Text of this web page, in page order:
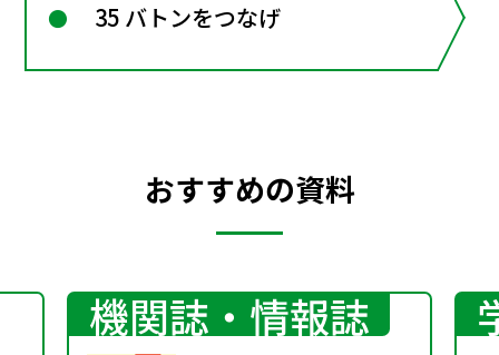
35 バトンをつなげ
おすすめの資料
機関誌・情報誌